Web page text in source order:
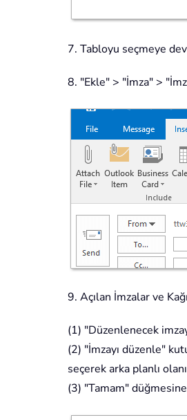
7. Tabloyu seçmeye
8. "Ekle" > "İmza" >
9. Açılan İmzalar ve
(1) "Düzenlenecek
(2) "İmzayı düzenle"
seçerek arka planlı olanı
(3) "Tamam" düğmesine